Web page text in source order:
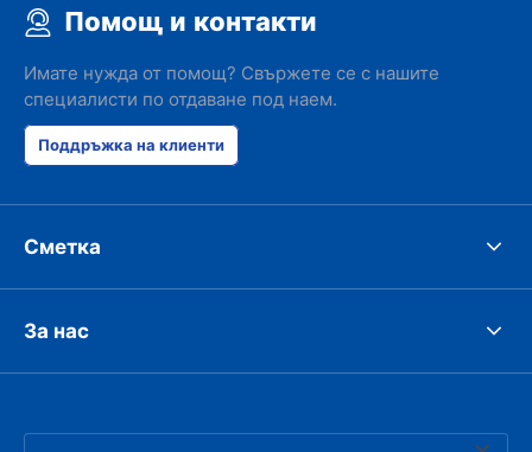
Помощ и контакти
Имате нужда от помощ? Свържете се с нашите
специалисти по отдаване под наем.
Поддръжка на клиенти
Сметка
За нас